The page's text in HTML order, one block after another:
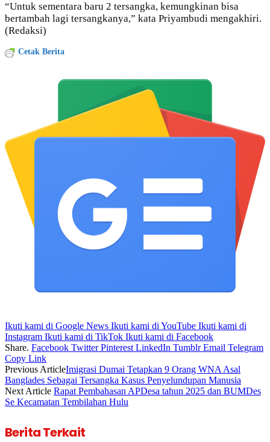
“Untuk sementara baru 2 tersangka, kemungkinan bisa
bertambah lagi tersangkanya,” kata Priyambudi mengakhiri.
(Redaksi)
Cetak Berita
Ikuti kami di Google News Ikuti kami di YouTube Ikuti kami di
Instagram Ikuti kami di TikTok Ikuti kami di Facebook
Share. Facebook Twitter Pinterest LinkedIn Tumblr Email Telegram
Copy Link
Previous ArticleImigrasi Dumai Tetapkan 9 Orang WNA Asal
Banglades Sebagai Tersangka Kasus Penyelundupan Manusia
Next Article Rapat Pembahasan APDesa tahun 2025 dan BUMDes
Se Kecamatan Tembilahan Hulu
Berita Terkait